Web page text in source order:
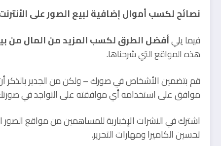
نصائح لكسب أموال إضافية لبيع الصور على
فيما يليأفضل الطرق لكسب المزيد من المال من
هذه المواقع التي شرحناها.
قم بتضمين الأشخاص في صورك – ولكن من الجدير بالذكر
موافق على استخدامه أي موافقته على التواجد في
اشترك في النشرات الإخبارية للمساهمين من مواقع
تحسين الكاميرا ومهارات التحرير.